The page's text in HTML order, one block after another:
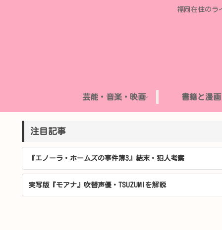
福岡在住のラ
芸能・音楽・映画 書籍と漫画
注目記事
『エノーラ・ホームズの事件簿3』結末・犯人考察
実写版『モアナ』吹替声優・TSUZUMIを解説